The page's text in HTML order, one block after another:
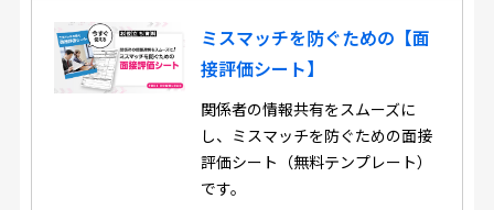
ミスマッチを防ぐための【面
接評価シート】
関係者の情報共有をスムーズに
し、ミスマッチを防ぐための面接
評価シート（無料テンプレート）
です。